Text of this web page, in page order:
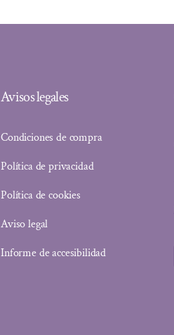
Avisos legales
Condiciones de compra
Política de privacidad
Política de cookies
Aviso legal
Informe de accesibilidad